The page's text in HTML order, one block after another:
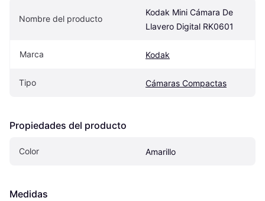
Nombre del producto
Kodak Mini Cámara De
Llavero Digital RK0601
Marca Kodak
Tipo Cámaras Compactas
Propiedades del producto
Color Amarillo
Medidas